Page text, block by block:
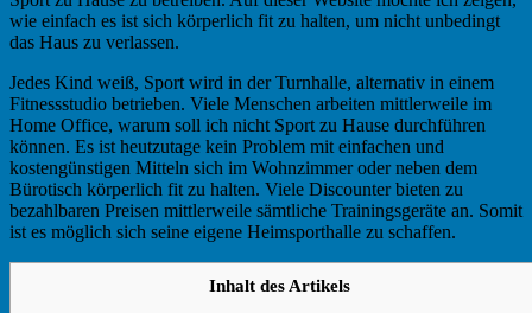
wie einfach es ist sich körperlich fit zu halten, um nicht unbedingt
das Haus zu verlassen.
Jedes Kind weiß, Sport wird in der Turnhalle, alternativ in einem
Fitnessstudio betrieben. Viele Menschen arbeiten mittlerweile im
Home Office, warum soll ich nicht Sport zu Hause durchführen
können. Es ist heutzutage kein Problem mit einfachen und
kostengünstigen Mitteln sich im Wohnzimmer oder neben dem
Bürotisch körperlich fit zu halten. Viele Discounter bieten zu
bezahlbaren Preisen mittlerweile sämtliche Trainingsgeräte an. Somit
ist es möglich sich seine eigene Heimsporthalle zu schaffen.
Inhalt des Artikels